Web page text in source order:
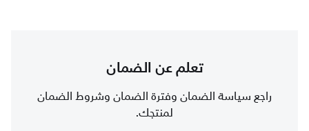
تعلم عن الضمان
راجع سياسة الضمان وفترة الضمان وشروط الضمان
لمنتجك.